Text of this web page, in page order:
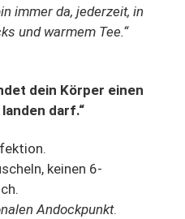
immer da, jederzeit, in
und warmem Tee.“
dein Körper einen
darf.“
keinen 6-
Andockpunkt.